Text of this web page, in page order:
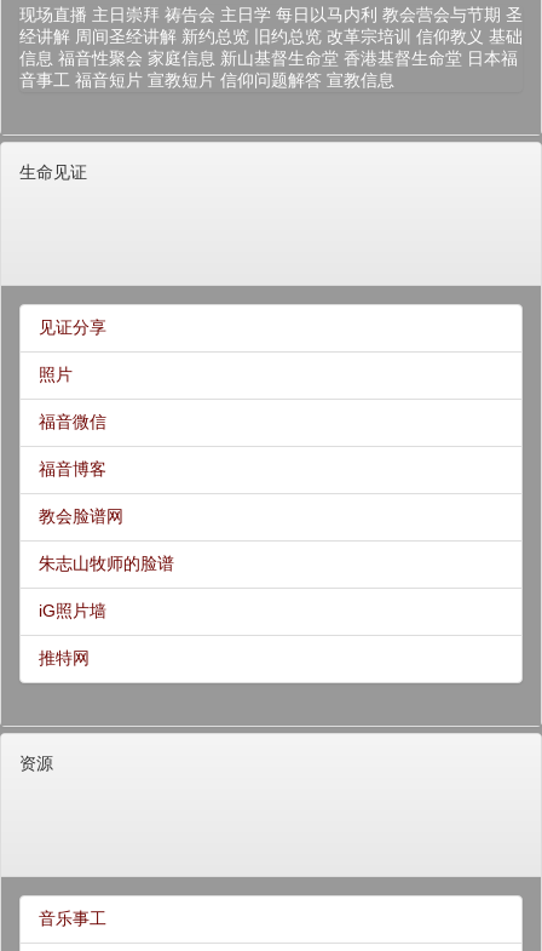
现场直播 主日崇拜 祷告会 主日学 每日以马内利 教会营会与节期 圣
经讲解 周间圣经讲解 新约总览 旧约总览 改革宗培训 信仰教义 基础
信息 福音性聚会 家庭信息 新山基督生命堂 香港基督生命堂 日本福
音事工 福音短片 宣教短片 信仰问题解答 宣教信息
生命见证
见证分享
照片
福音微信
福音博客
教会脸谱网
朱志山牧师的脸谱
iG照片墙
推特网
资源
音乐事工